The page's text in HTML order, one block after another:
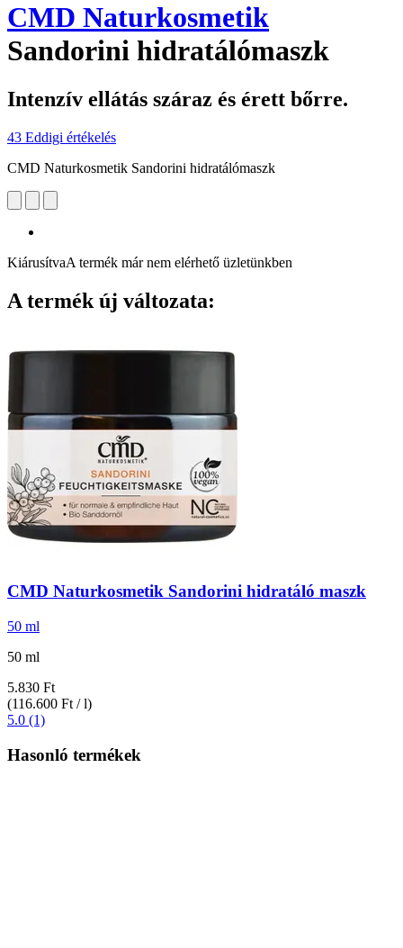
CMD Naturkosmetik
Sandorini hidratálómaszk
Intenzív ellátás száraz és érett bőrre.
43 Eddigi értékelés
CMD Naturkosmetik Sandorini hidratálómaszk
KiárusítvaA termék már nem elérhető üzletünkben
A termék új változata:
CMD Naturkosmetik Sandorini hidratáló maszk
50 ml
50 ml
5.830 Ft
(116.600 Ft / l)
5.0 (1)
Hasonló termékek